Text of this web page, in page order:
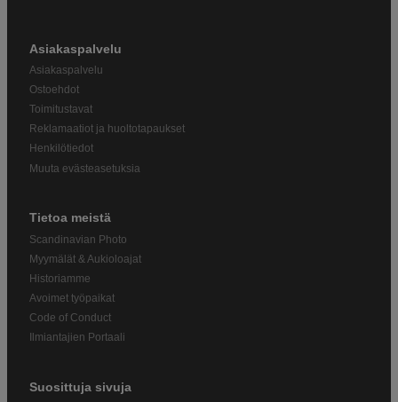
Asiakaspalvelu
Asiakaspalvelu
Ostoehdot
Toimitustavat
Reklamaatiot ja huoltotapaukset
Henkilötiedot
Muuta evästeasetuksia
Tietoa meistä
Scandinavian Photo
Myymälät & Aukioloajat
Historiamme
Avoimet työpaikat
Code of Conduct
Ilmiantajien Portaali
Suosittuja sivuja